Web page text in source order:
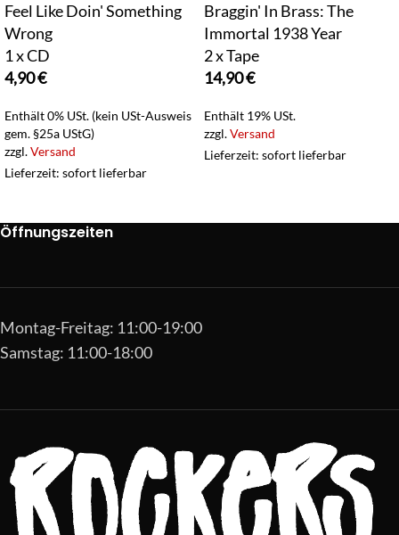
Feel Like Doin' Something
Wrong
1 x CD
4,90€
Enthält 0% USt. (kein USt-Ausweis
gem. §25a UStG)
zzgl.Versand
Lieferzeit: sofort lieferbar
Braggin' In Brass: The
Immortal 1938 Year
2 x Tape
14,90€
Enthält 19% USt.
zzgl.Versand
Lieferzeit: sofort lieferbar
Öffnungszeiten
Montag-Freitag: 11:00-19:00
Samstag: 11:00-18:00